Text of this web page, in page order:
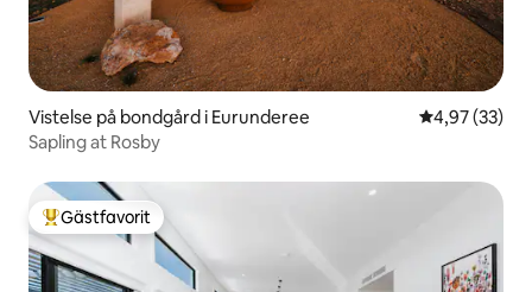
Vistelse på bondgård i Eurunderee 4,97 av 5 i
4,97 (33)
Sapling at Rosby
Populär gästfavorit
Gästfavorit